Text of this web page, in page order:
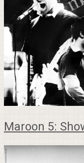
Maroon 5: